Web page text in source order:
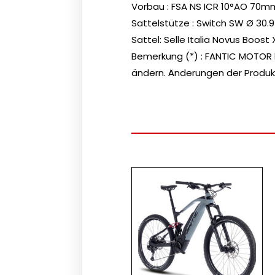
Vorbau : FSA NS ICR 10°AO
Sattelstütze : Switch SW Ø 30.9
Sattel: Selle Italia Novus Boost
Bemerkung (*) : FANTIC
ändern. Änderungen der
Preis
€
Preis
€
auf.